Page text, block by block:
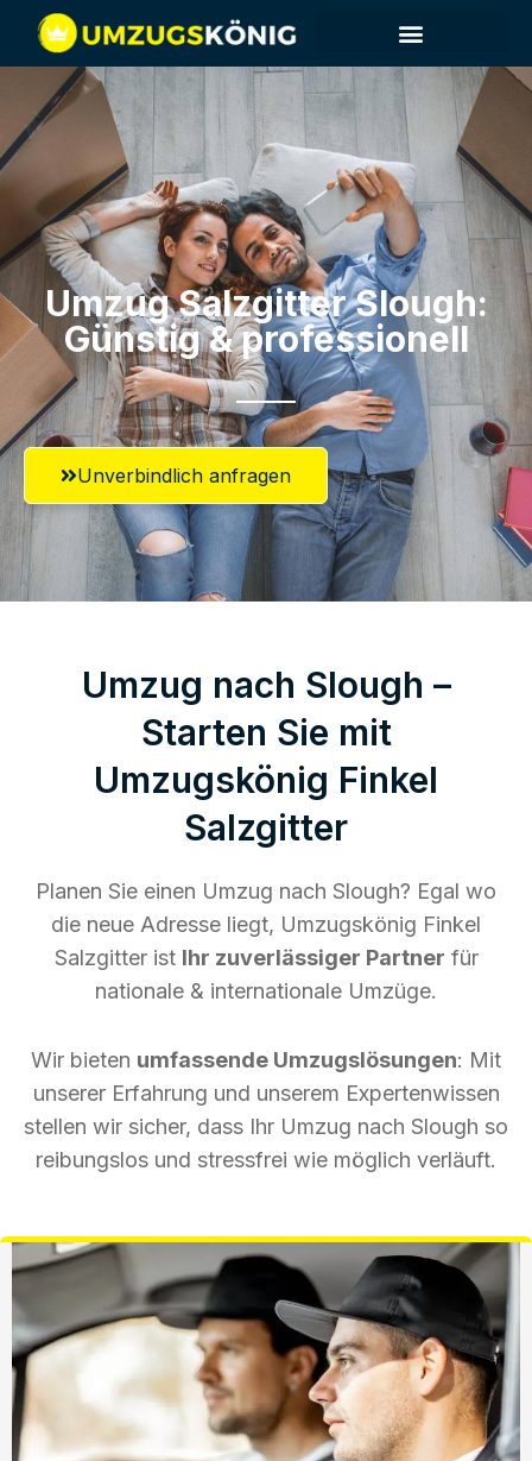
Umzug Salzgitter​ Slough:
Günstig & professionell​
Unverbindlich anfragen
Umzug nach Slough –
Starten Sie mit
Umzugskönig Finkel
Salzgitter
Planen Sie einen Umzug nach Slough? Egal wo
die neue Adresse liegt, Umzugskönig Finkel
Salzgitter ist Ihr zuverlässiger Partner für
nationale & internationale Umzüge.
Wir bieten umfassende Umzugslösungen: Mit
unserer Erfahrung und unserem Expertenwissen
stellen wir sicher, dass Ihr Umzug nach Slough so
reibungslos und stressfrei wie möglich verläuft.